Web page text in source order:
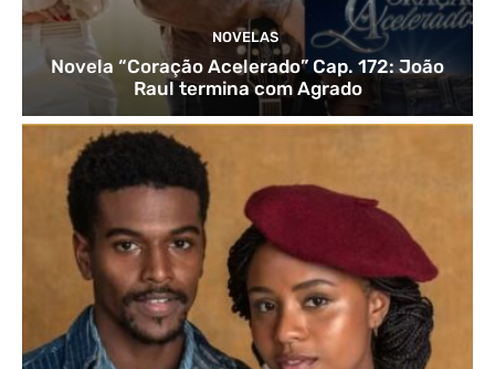
NOVELAS
Novela “Coração Acelerado” Cap. 172: João
Raul termina com Agrado